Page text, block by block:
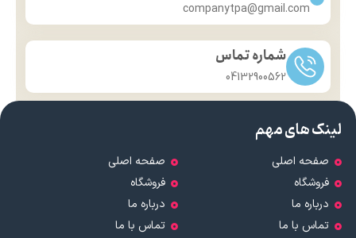
companytpa@gmail.com
شماره تماس
04132900562
لینک های مهم
صفحه اصلی
فروشگاه
درباره ما
تماس با ما
صفحه اصلی
فروشگاه
درباره ما
تماس با ما